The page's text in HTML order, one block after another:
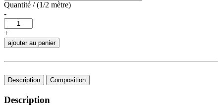
Quantité / (1/2 mètre)
-
+
ajouter au panier
Description Composition
Description